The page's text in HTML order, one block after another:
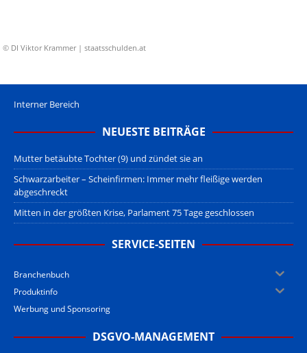
© DI Viktor Krammer | staatsschulden.at
Interner Bereich
NEUESTE BEITRÄGE
Mutter betäubte Tochter (9) und zündet sie an
Schwarzarbeiter – Scheinfirmen: Immer mehr fleißige werden
abgeschreckt
Mitten in der größten Krise, Parlament 75 Tage geschlossen
SERVICE-SEITEN
Branchenbuch
Produktinfo
Werbung und Sponsoring
DSGVO-MANAGEMENT